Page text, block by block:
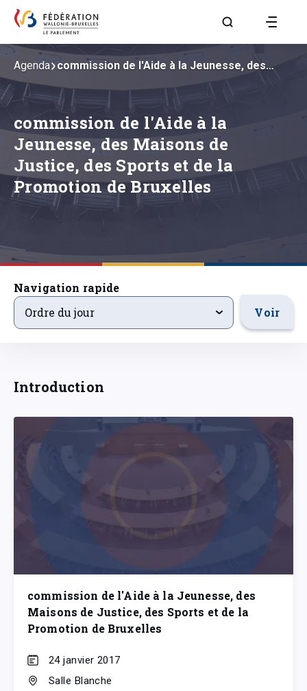
Aller à la page
commission de l'Aide à la
Jeunesse, des Maisons de
Justice, des Sports et de la
Promotion de Bruxelles
Agenda commission de l'Aide à la Jeunesse, des…
Navigation rapide
ordre-du-jour
Ordre du jour Voir
Introduction
commission de l'Aide à la Jeunesse, des
Maisons de Justice, des Sports et de la
Promotion de Bruxelles
24 janvier 2017
Salle Blanche